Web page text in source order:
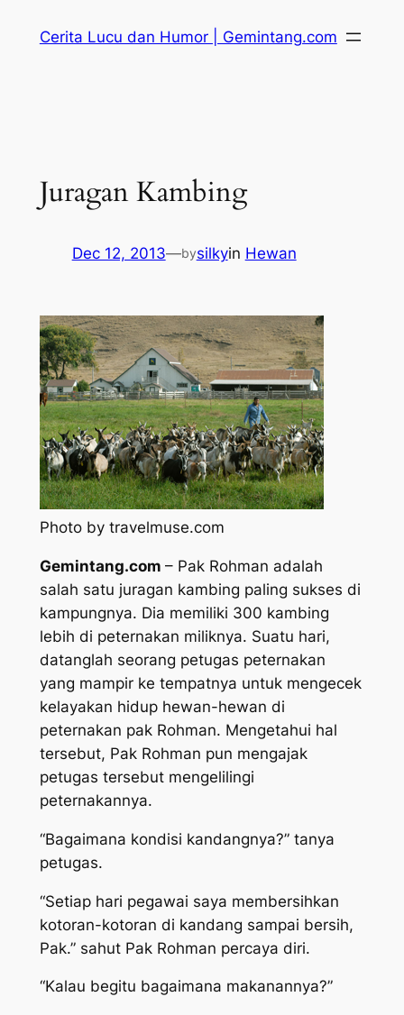
Cerita Lucu dan Humor | Gemintang.com
Juragan Kambing
Dec 12, 2013—bysilkyin Hewan
Photo by travelmuse.com
Gemintang.com – Pak Rohman adalah
salah satu juragan kambing paling sukses di
kampungnya. Dia memiliki 300 kambing
lebih di peternakan miliknya. Suatu hari,
datanglah seorang petugas peternakan
yang mampir ke tempatnya untuk mengecek
kelayakan hidup hewan-hewan di
peternakan pak Rohman. Mengetahui hal
tersebut, Pak Rohman pun mengajak
petugas tersebut mengelilingi
peternakannya.
“Bagaimana kondisi kandangnya?” tanya
petugas.
“Setiap hari pegawai saya membersihkan
kotoran-kotoran di kandang sampai bersih,
Pak.” sahut Pak Rohman percaya diri.
“Kalau begitu bagaimana makanannya?”